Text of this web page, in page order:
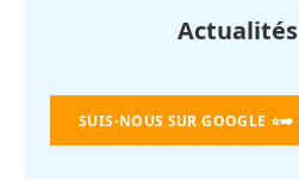
Actualités
SUIS-NOUS SUR GOOGLE ⭐➡️